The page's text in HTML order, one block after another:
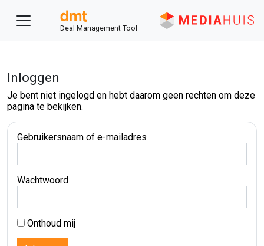
Deal Management Tool
Inloggen
Je bent niet ingelogd en hebt daarom geen rechten om deze
pagina te bekijken.
Gebruikersnaam of e-mailadres
Wachtwoord
Onthoud mij